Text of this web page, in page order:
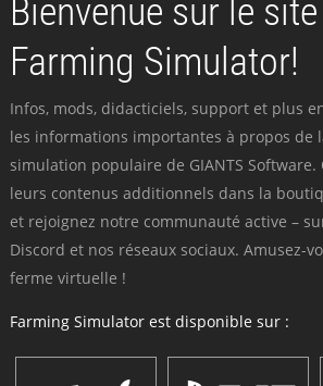
Bienvenue sur le
Farming Simulator!
Infos, mods, didacticiels, support et plus
les informations importantes à propos de
simulation populaire de GIANTS
leurs contenus additionnels dans la
et rejoignez notre communauté active –
Discord et nos réseaux sociaux. Amusez-
ferme virtuelle !
Farming Simulator est disponible sur :